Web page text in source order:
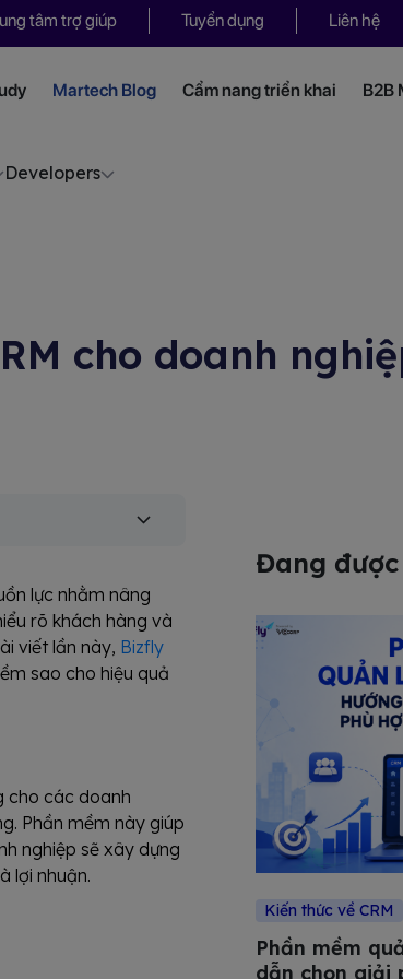
tâm trợ giúp Tuyển dụng Liên hệ
Martech Blog Cẩm nang triển khai B2B
Developers
cho doanh
lực nhằm nâng
rõ khách hàng và
viết lần này, Bizfly
sao cho hiệu quả
cho các doanh
Phần mềm này giúp
nghiệp sẽ xây dựng
lợi nhuận.
Đang
Kiến thức về CRM
Phần mềm
dẫn chọn giải